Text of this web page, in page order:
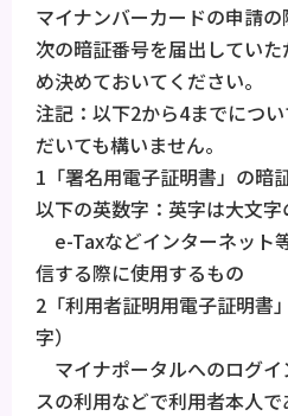
マイナンバーカードの申請
次の暗証番号を届出してい
め決めておいてください。
注記：以下2から4までにつ
だいても構いません。
1「署名用電子証明書」の暗
以下の英数字：英字は大文字
e-Taxなどインターネット
信する際に使用するもの
2「利用者証明用電子証明書
字）
マイナポータルへのログ
スの利用などで利用者本人